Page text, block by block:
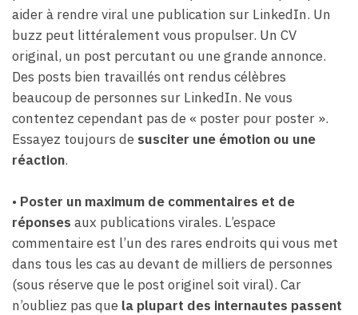
aider à rendre viral une publication sur LinkedIn. Un
buzz peut littéralement vous propulser. Un CV
original, un post percutant ou une grande annonce.
Des posts bien travaillés ont rendus célèbres
beaucoup de personnes sur LinkedIn. Ne vous
contentez cependant pas de « poster pour poster ».
Essayez toujours de susciter une émotion ou une
réaction.
• Poster un maximum de commentaires et de
réponses aux publications virales. L’espace
commentaire est l’un des rares endroits qui vous met
dans tous les cas au devant de milliers de personnes
(sous réserve que le post originel soit viral). Car
n’oubliez pas que la plupart des internautes passent